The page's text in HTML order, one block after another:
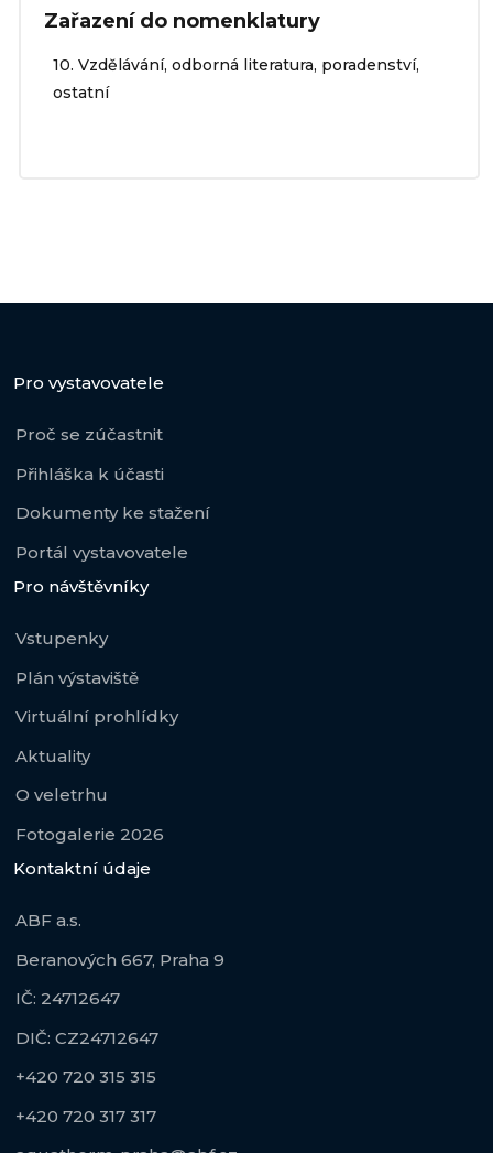
Zařazení do nomenklatury
10. Vzdělávání, odborná literatura, poradenství,
ostatní
Pro vystavovatele
Proč se zúčastnit
Přihláška k účasti
Dokumenty ke stažení
Portál vystavovatele
Pro návštěvníky
Vstupenky
Plán výstaviště
Virtuální prohlídky
Aktuality
O veletrhu
Fotogalerie 2026
Kontaktní údaje
ABF a.s.
Beranových 667, Praha 9
IČ: 24712647
DIČ: CZ24712647
+420 720 315 315
+420 720 317 317